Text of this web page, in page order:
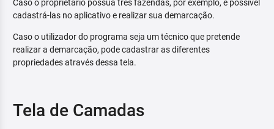
Caso o proprietário possua três fazendas, por exemplo, é possível
cadastrá-las no aplicativo e realizar sua demarcação.
Caso o utilizador do programa seja um técnico que pretende
realizar a demarcação, pode cadastrar as diferentes
propriedades através dessa tela.
Tela de Camadas